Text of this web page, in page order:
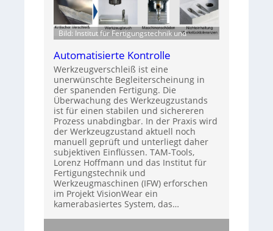
Bild: Institut für Fertigungstechnik und
Automatisierte Kontrolle
Werkzeugverschleiß ist eine
unerwünschte Begleiterscheinung in
der spanenden Fertigung. Die
Überwachung des Werkzeugzustands
ist für einen stabilen und sichereren
Prozess unabdingbar. In der Praxis wird
der Werkzeugzustand aktuell noch
manuell geprüft und unterliegt daher
subjektiven Einflüssen. TAM-Tools,
Lorenz Hoffmann und das Institut für
Fertigungstechnik und
Werkzeugmaschinen (IFW) erforschen
im Projekt VisionWear ein
kamerabasiertes System, das…